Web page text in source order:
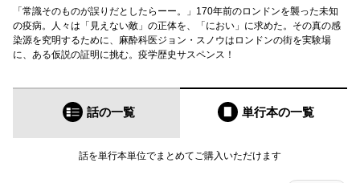
「常識そのものが誤りだとしたらーー。」170年前のロンドンを襲った未知
の疫病。人々は「見えない敵」の正体を、「におい」に求めた。その真の感
染源を究明するために、麻酔科医ジョン・スノウはロンドンの街を実験場
に、ある仮説の証明に挑む。疫学歴史サスペンス！
話の一覧 単行本の一覧
話を単行本単位でまとめてご購入いただけます